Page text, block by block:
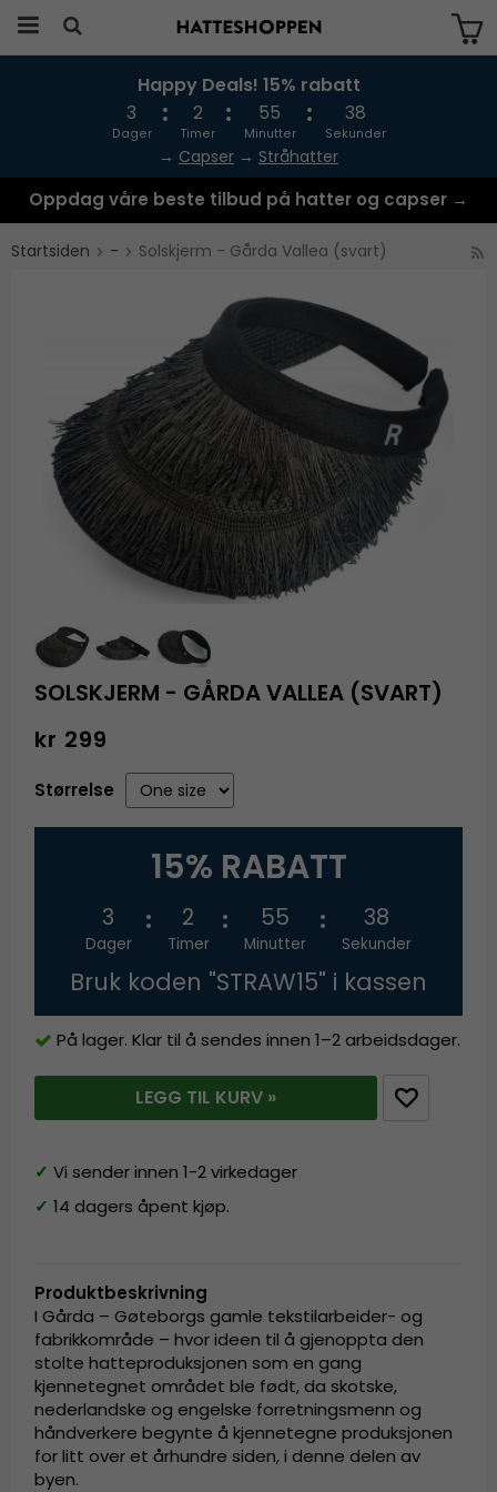
Produktet har blitt lagt til i handlekurven
Happy Deals! 15% rabatt
3
Dager
2
Timer
55
Minutter
37
Sekunder
→ Capser → Stråhatter
Oppdag våre beste tilbud på hatter og capser →
Startsiden - Solskjerm - Gårda Vallea (svart)
SOLSKJERM - GÅRDA VALLEA (SVART)
kr 299
Størrelse
15% RABATT
3
Dager
2
Timer
55
Minutter
37
Sekunder
Bruk koden "STRAW15" i kassen
På lager. Klar til å sendes innen 1–2 arbeidsdager.
LEGG TIL KURV »
✓ Vi sender innen 1-2 virkedager
✓ 14 dagers åpent kjøp.
Produktbeskrivning
I Gårda – Gøteborgs gamle tekstilarbeider- og
fabrikkområde – hvor ideen til å gjenoppta den
stolte hatteproduksjonen som en gang
kjennetegnet området ble født, da skotske,
nederlandske og engelske forretningsmenn og
håndverkere begynte å kjennetegne produksjonen
for litt over et århundre siden, i denne delen av
byen.